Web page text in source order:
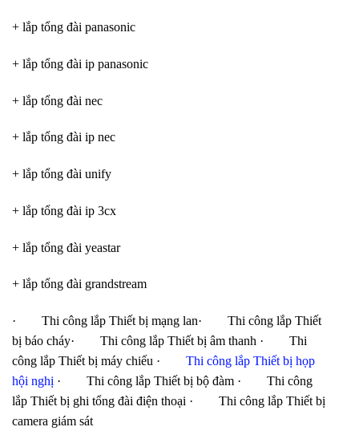
+ lắp tổng đài panasonic
+ lắp tổng đài ip panasonic
+ lắp tổng đài nec
+ lắp tổng đài ip nec
+ lắp tổng đài unify
+ lắp tổng đài ip 3cx
+ lắp tổng đài yeastar
+ lắp tổng đài grandstream
· Thi công lắp Thiết bị mạng lan· Thi công lắp Thiết
bị báo cháy· Thi công lắp Thiết bị âm thanh · Thi
công lắp Thiết bị máy chiếu · Thi công lắp Thiết bị họp
hội nghị · Thi công lắp Thiết bị bộ đàm · Thi công
lắp Thiết bị ghi tổng đài điện thoại · Thi công lắp Thiết bị
camera giám sát